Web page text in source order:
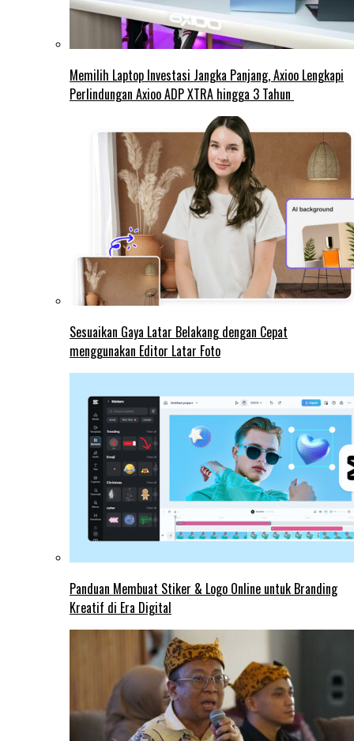
Memilih Laptop Investasi Jangka Panjang, Axioo Lengkapi
Perlindungan Axioo ADP XTRA hingga 3 Tahun
Sesuaikan Gaya Latar Belakang dengan Cepat
menggunakan Editor Latar Foto
Panduan Membuat Stiker & Logo Online untuk Branding
Kreatif di Era Digital